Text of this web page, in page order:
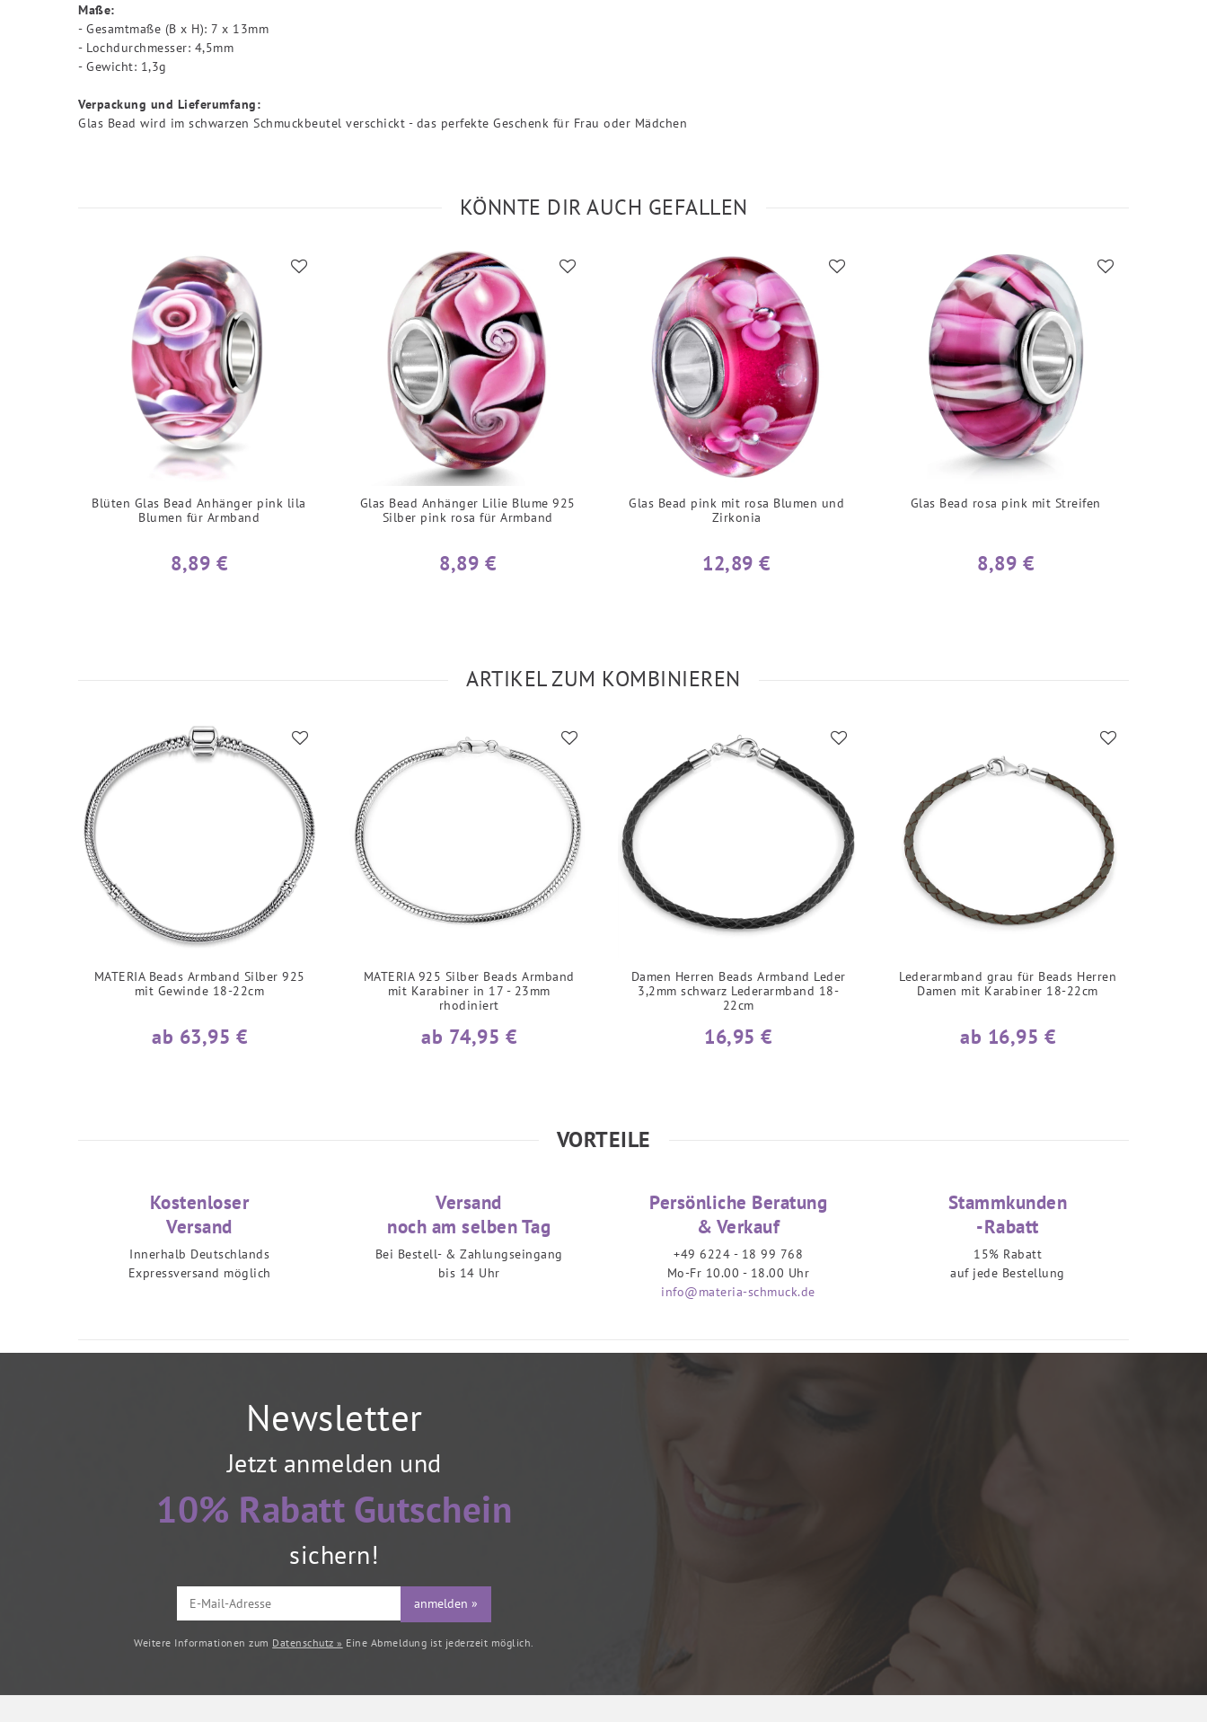
Maße:
- Gesamtmaße (B x H): 7 x 13mm
- Lochdurchmesser: 4,5mm
- Gewicht: 1,3g
Verpackung und Lieferumfang:
Glas Bead wird im schwarzen Schmuckbeutel verschickt - das perfekte Geschenk für Frau oder Mädchen
KÖNNTE DIR AUCH GEFALLEN
Blüten Glas Bead Anhänger pink lila
Blumen für Armband
8,89 €
Glas Bead Anhänger Lilie Blume 925
Silber pink rosa für Armband
8,89 €
Glas Bead pink mit rosa Blumen und
Zirkonia
12,89 €
Glas Bead rosa pink mit Streifen
8,89 €
ARTIKEL ZUM KOMBINIEREN
MATERIA Beads Armband Silber 925
mit Gewinde 18-22cm
ab 63,95 €
MATERIA 925 Silber Beads Armband
mit Karabiner in 17 - 23mm
rhodiniert
ab 74,95 €
Damen Herren Beads Armband Leder
3,2mm schwarz Lederarmband 18-
22cm
16,95 €
Lederarmband grau für Beads Herren
Damen mit Karabiner 18-22cm
ab 16,95 €
VORTEILE
Kostenloser
Versand
Innerhalb Deutschlands
Expressversand möglich
Versand
noch am selben Tag
Bei Bestell- & Zahlungseingang
bis 14 Uhr
Persönliche Beratung
& Verkauf
+49 6224 - 18 99 768
Mo-Fr 10.00 - 18.00 Uhr
info@materia-schmuck.de
Stammkunden
-Rabatt
15% Rabatt
auf jede Bestellung
Newsletter
Jetzt anmelden und
10% Rabatt Gutschein
sichern!
anmelden »
Weitere Informationen zum Datenschutz » Eine Abmeldung ist jederzeit möglich.